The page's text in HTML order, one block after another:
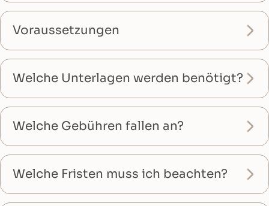
Voraussetzungen
Welche Unterlagen werden benötigt?
Welche Gebühren fallen an?
Welche Fristen muss ich beachten?